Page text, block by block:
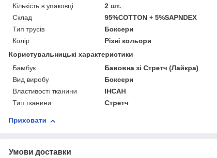
Кількість в упаковці
2 шт.
Склад
95%COTTON + 5%SAPNDEX
Тип трусів
Боксери
Колір
Різні кольори
Користувальницькі характеристики
Бамбук
Бавовна зі Стретч (Лайкра)
Вид виробу
Боксери
Властивості тканини
ІНСАН
Тип тканини
Стретч
Приховати
Умови доставки